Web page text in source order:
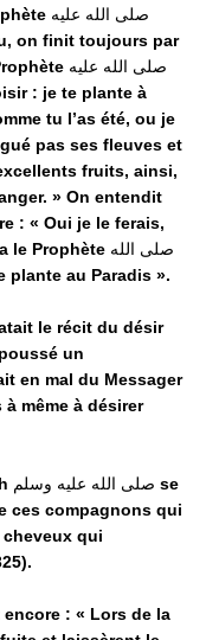
صلى الله عليه
on finit toujours par
صلى الله عليه
: je te plante à
tu l’as été, ou je
pas ses fleuves et
fruits, ainsi,
» On entendit
: « Oui je le ferais,
le Prophète صلى الله
plante au Paradis ».
le récit du désir
un
en mal du Messager
même à désirer
صلى الله عليه وسلم se
ces compagnons qui
cheveux qui
: « Lors de la